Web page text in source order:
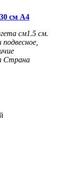
см А4
см1.5 см.
подвесное,
Страна